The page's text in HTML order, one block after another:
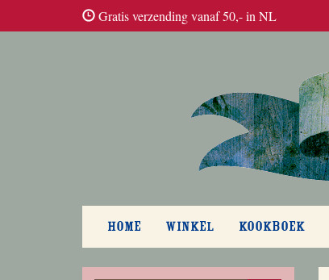
Gratis verzending vanaf 50,- in NL
HOME WINKEL KOOKBOEK